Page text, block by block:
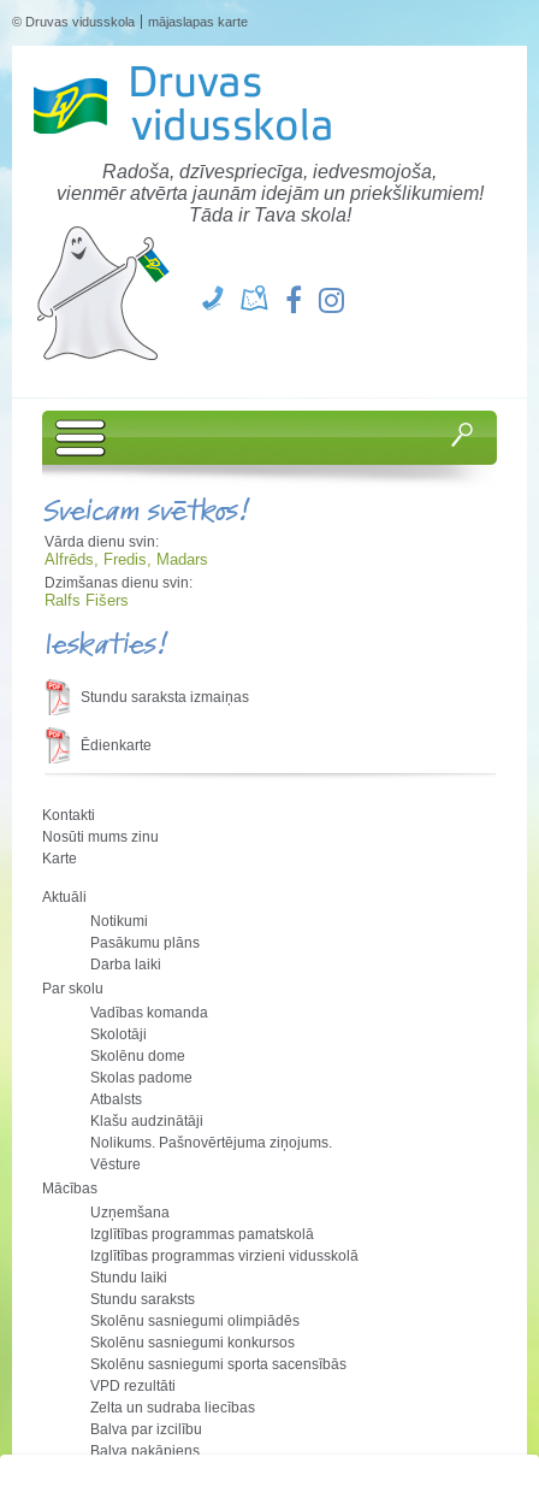
© Druvas vidusskola mājaslapas karte
Radoša, dzīvespriecīga, iedvesmojoša,
vienmēr atvērta jaunām idejām un priekšlikumiem!
Tāda ir Tava skola!
Sveicam svētkos!
Vārda dienu svin:
Alfrēds, Fredis, Madars
Dzimšanas dienu svin:
Ralfs Fišers
Ieskaties!
Stundu saraksta izmaiņas
Ēdienkarte
Kontakti
Nosūti mums zinu
Karte
Aktuāli
Notikumi
Pasākumu plāns
Darba laiki
Par skolu
Vadības komanda
Skolotāji
Skolēnu dome
Skolas padome
Atbalsts
Klašu audzinātāji
Nolikums. Pašnovērtējuma ziņojums.
Vēsture
Mācības
Uzņemšana
Izglītības programmas pamatskolā
Izglītības programmas virzieni vidusskolā
Stundu laiki
Stundu saraksts
Skolēnu sasniegumi olimpiādēs
Skolēnu sasniegumi konkursos
Skolēnu sasniegumi sporta sacensībās
VPD rezultāti
Zelta un sudraba liecības
Balva par izcilību
Balva pakāpiens